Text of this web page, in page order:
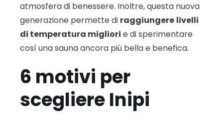
atmosfera di benessere. Inoltre, questa nuova
generazione permette di raggiungere livelli
di temperatura migliori e di sperimentare
così una sauna ancora più bella e benefica.
6 motivi per
scegliere Inipi